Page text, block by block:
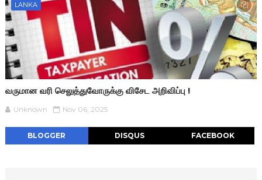
LANKA
வருமான வரி செலுத்துவோருக்கு விசேட அறிவிப்பு !
Unknown Nov 06, 2025
BLOGGER DISQUS FACEBOOK